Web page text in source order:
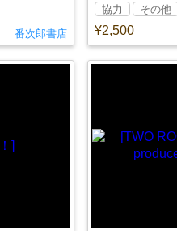
番次郎書店 ¥2,500
協力 その他